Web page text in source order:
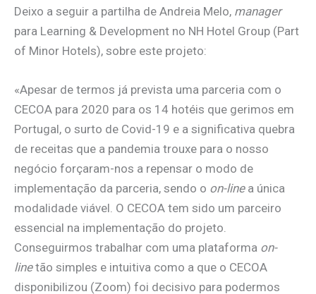
Deixo a seguir a partilha de Andreia Melo, manager
para Learning & Development no NH Hotel Group (Part
of Minor Hotels), sobre este projeto:
«Apesar de termos já prevista uma parceria com o
CECOA para 2020 para os 14 hotéis que gerimos em
Portugal, o surto de Covid-19 e a significativa quebra
de receitas que a pandemia trouxe para o nosso
negócio forçaram-nos a repensar o modo de
implementação da parceria, sendo o on-linea única
modalidade viável. O CECOA tem sido um parceiro
essencial na implementação do projeto.
Conseguirmos trabalhar com uma plataforma on-
linetão simples e intuitiva como a que o CECOA
disponibilizou (Zoom) foi decisivo para podermos